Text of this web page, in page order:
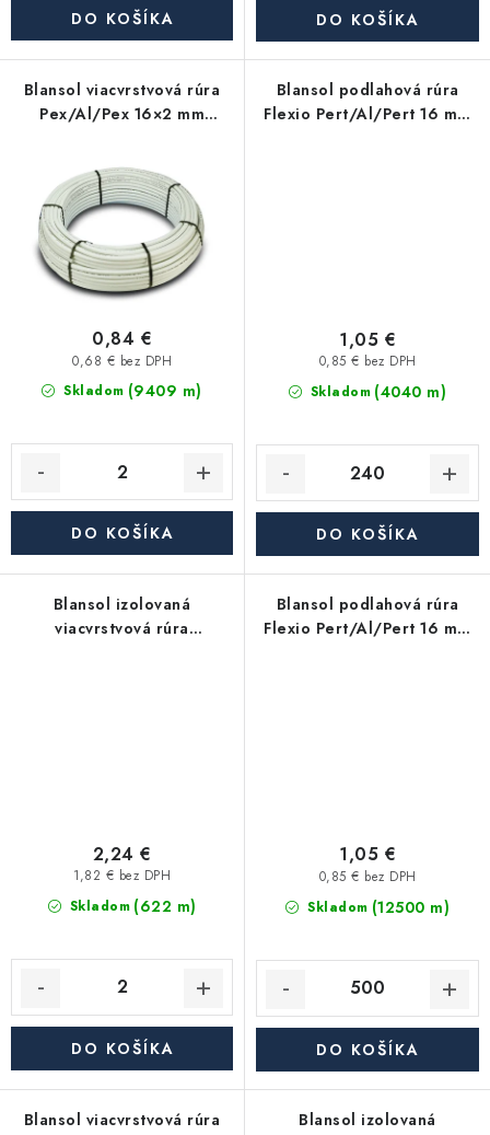
DO KOŠÍKA DO KOŠÍKA
Blansol viacvrstvová rúra
Pex/Al/Pex 16×2 mm
Skladom (9409 m)
0,68 € bez DPH
0,84 €
DO KOŠÍKA
Blansol podlahová rúra
Flexio Pert/Al/Pert 16 mm
Skladom (4040 m)
0,85 € bez DPH
1,05 €
DO KOŠÍKA
Blansol izolovaná
viacvrstvová rúra
Skladom (622 m)
1,82 € bez DPH
2,24 €
DO KOŠÍKA
Blansol podlahová rúra
Flexio Pert/Al/Pert 16 mm
Skladom (12500 m)
0,85 € bez DPH
1,05 €
DO KOŠÍKA
Blansol viacvrstvová rúra
Blansol izolovaná